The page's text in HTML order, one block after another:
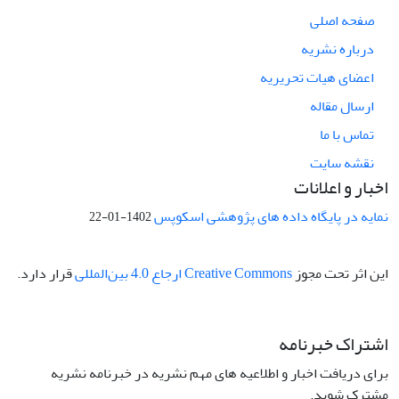
صفحه اصلی
درباره نشریه
اعضای هیات تحریریه
ارسال مقاله
تماس با ما
نقشه سایت
اخبار و اعلانات
نمایه در پایگاه داده های پژوهشی اسکوپس1402-01-22
این اثر تحت مجوز Creative Commons ارجاع 4.0 بین‌المللی قرار دارد.
اشتراک خبرنامه
برای دریافت اخبار و اطلاعیه های مهم نشریه در خبرنامه نشریه